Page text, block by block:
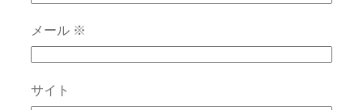
メール ※
サイト